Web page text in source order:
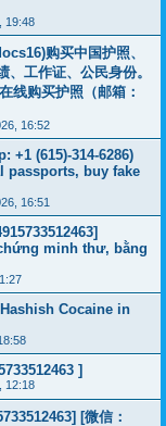
19:48
购买中国护照、
工作证、公民身份。
线购买护照（邮箱：
16:52
+1 (615)-314-6286)
passports, buy fake
16:51
minh thư, bằng
Cocaine in
]
12:18
[微信：